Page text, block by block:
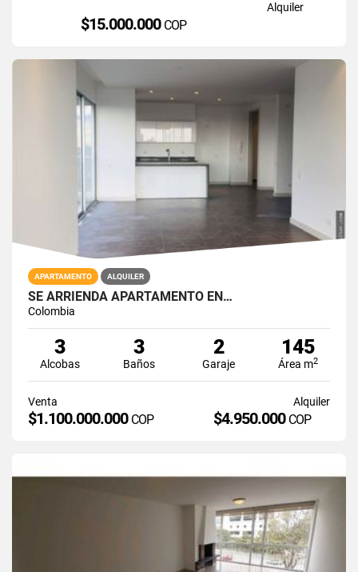
Alquiler
$15.000.000 COP
APARTAMENTO ALQUILER
SE ARRIENDA APARTAMENTO EN…
Colombia
3
Alcobas
3
Baños
2
Garaje
145
Área m2
Venta
$1.100.000.000 COP
Alquiler
$4.950.000 COP